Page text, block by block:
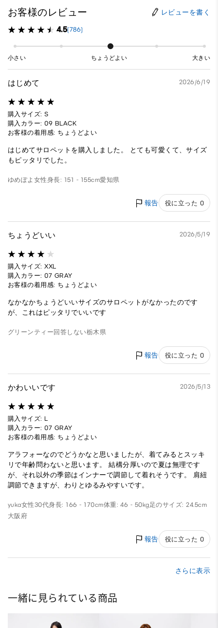
お客様のレビュー レビューを書く
4.5(786)
小さい ちょうどよい 大きい
はじめて 2026/6/19
購入サイズ: S
購入カラー: 09 BLACK
お客様の着用感: ちょうどよい
はじめてサロペットを購入しました。 とても可愛くて、サイズ
もピッタリでした。
ゆめぽよ 女性身長: 151 - 155cm愛知県
報告 役に立った 0
ちょうどいい 2026/5/19
購入サイズ: XXL
購入カラー: 07 GRAY
お客様の着用感: ちょうどよい
なかなかちょうどいいサイズのサロペットがなかったのです
が、これはピッタリでいいです
グリーンティー 回答しない栃木県
報告 役に立った 0
かわいいです 2026/5/13
購入サイズ: L
購入カラー: 07 GRAY
お客様の着用感: ちょうどよい
アラフォーなのでどうかなと思いましたが、着てみるとスッキ
リで年齢問わないと思います。 結構分厚いので夏は無理です
が、それ以外の季節はインナーで調節して着れそうです。 肩紐
調節できますが、わりとゆるみやすいです。
yuka女性30代身長: 166 - 170cm体重: 46 - 50kg足のサイズ: 24.5cm
大阪府
報告 役に立った 0
さらに表示
一緒に見られている商品